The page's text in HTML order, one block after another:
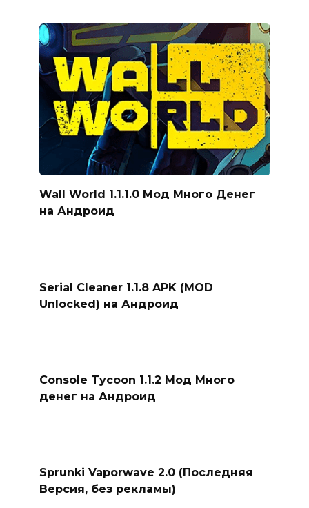
Wall World 1.1.1.0 Мод Много Денег
на Андроид
Serial Cleaner 1.1.8 APK (MOD
Unlocked) на Андроид
Console Tycoon 1.1.2 Мод Много
денег на Андроид
Sprunki Vaporwave 2.0 (Последняя
Версия, без рекламы)